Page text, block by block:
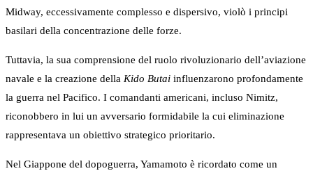
Midway, eccessivamente complesso e dispersivo, violò i principi
basilari della concentrazione delle forze.
Tuttavia, la sua comprensione del ruolo rivoluzionario dell’aviazione
navale e la creazione della Kido Butai influenzarono profondamente
la guerra nel Pacifico. I comandanti americani, incluso Nimitz,
riconobbero in lui un avversario formidabile la cui eliminazione
rappresentava un obiettivo strategico prioritario.
Nel Giappone del dopoguerra, Yamamoto è ricordato come un